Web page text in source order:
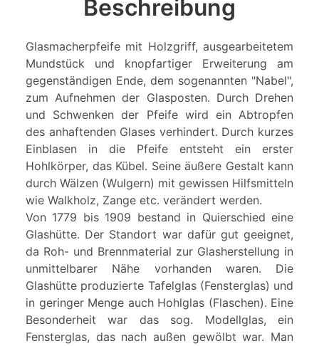
Beschreibung
Glasmacherpfeife mit Holzgriff, ausgearbeitetem
Mundstück und knopfartiger Erweiterung am
gegenständigen Ende, dem sogenannten "Nabel",
zum Aufnehmen der Glasposten. Durch Drehen
und Schwenken der Pfeife wird ein Abtropfen
des anhaftenden Glases verhindert. Durch kurzes
Einblasen in die Pfeife entsteht ein erster
Hohlkörper, das Kübel. Seine äußere Gestalt kann
durch Wälzen (Wulgern) mit gewissen Hilfsmitteln
wie Walkholz, Zange etc. verändert werden.
Von 1779 bis 1909 bestand in Quierschied eine
Glashütte. Der Standort war dafür gut geeignet,
da Roh- und Brennmaterial zur Glasherstellung in
unmittelbarer Nähe vorhanden waren. Die
Glashütte produzierte Tafelglas (Fensterglas) und
in geringer Menge auch Hohlglas (Flaschen). Eine
Besonderheit war das sog. Modellglas, ein
Fensterglas, das nach außen gewölbt war. Man